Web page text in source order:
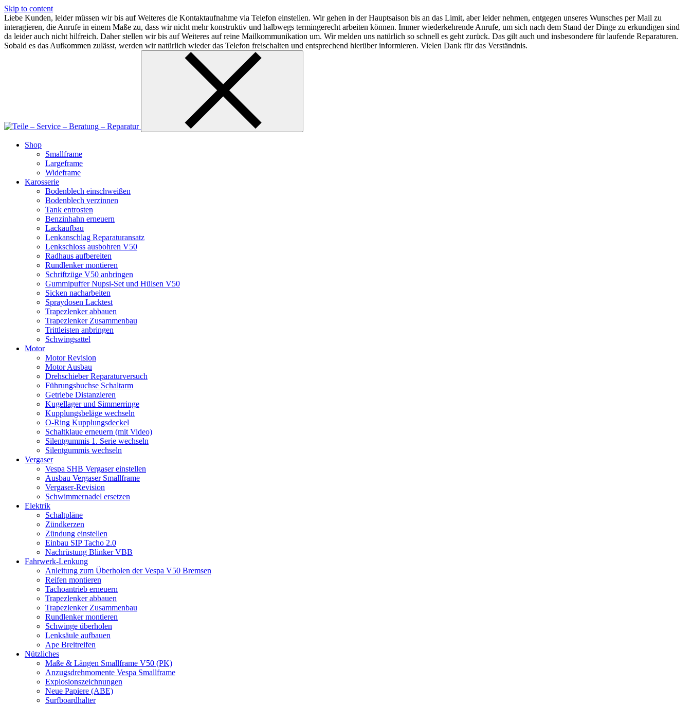
Skip to content
Liebe Kunden, leider müssen wir bis auf Weiteres die Kontaktaufnahme via Telefon einstellen. Wir gehen in der Hauptsaison bis an das Limit, aber leider nehmen, entgegen unseres Wunsches per Mail zu
interagieren, die Anrufe in einem Maße zu, dass wir nicht mehr konstruktiv und halbwegs termingerecht arbeiten können. Immer wiederkehrende Anrufe, um sich nach dem Stand der Dinge zu erkundigen sind
da leider auch nicht hilfreich. Daher stellen wir bis auf Weiteres auf reine Mailkommunikation um. Wir melden uns natürlich so schnell es geht zurück. Das gilt auch und insbesondere für laufende Reparaturen.
Sobald es das Aufkommen zulässt, werden wir natürlich wieder das Telefon freischalten und entsprechend hierüber informieren. Vielen Dank für das Verständnis.
Shop
Smallframe
Largeframe
Wideframe
Karosserie
Bodenblech einschweißen
Bodenblech verzinnen
Tank entrosten
Benzinhahn erneuern
Lackaufbau
Lenkanschlag Reparaturansatz
Lenkschloss ausbohren V50
Radhaus aufbereiten
Rundlenker montieren
Schriftzüge V50 anbringen
Gummipuffer Nupsi-Set und Hülsen V50
Sicken nacharbeiten
Spraydosen Lacktest
Trapezlenker abbauen
Trapezlenker Zusammenbau
Trittleisten anbringen
Schwingsattel
Motor
Motor Revision
Motor Ausbau
Drehschieber Reparaturversuch
Führungsbuchse Schaltarm
Getriebe Distanzieren
Kugellager und Simmerringe
Kupplungsbeläge wechseln
O-Ring Kupplungsdeckel
Schaltklaue erneuern (mit Video)
Silentgummis 1. Serie wechseln
Silentgummis wechseln
Vergaser
Vespa SHB Vergaser einstellen
Ausbau Vergaser Smallframe
Vergaser-Revision
Schwimmernadel ersetzen
Elektrik
Schaltpläne
Zündkerzen
Zündung einstellen
Einbau SIP Tacho 2.0
Nachrüstung Blinker VBB
Fahrwerk-Lenkung
Anleitung zum Überholen der Vespa V50 Bremsen
Reifen montieren
Tachoantrieb erneuern
Trapezlenker abbauen
Trapezlenker Zusammenbau
Rundlenker montieren
Schwinge überholen
Lenksäule aufbauen
Ape Breitreifen
Nützliches
Maße & Längen Smallframe V50 (PK)
Anzugsdrehmomente Vespa Smallframe
Explosionszeichnungen
Neue Papiere (ABE)
Surfboardhalter